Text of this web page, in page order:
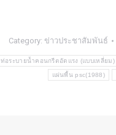
Category: ข่าวประชาสัมพันธ์
ท่อระบายน้ำคอนกรีตอัดแรง (แบบเหลี่ยม)
แผ่นพื้น psc(1988)